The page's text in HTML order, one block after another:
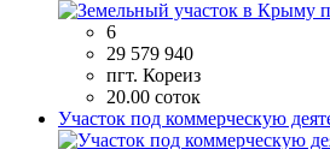
6
29 579 940
пгт. Кореиз
20.00 соток
Участок под коммерческую